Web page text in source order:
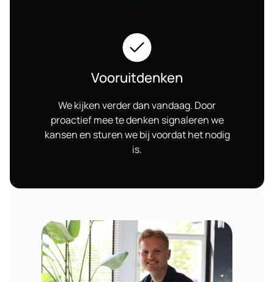
Vooruitdenken
We kijken verder dan vandaag. Door
proactief mee te denken signaleren we
kansen en sturen we bij voordat het nodig
is.